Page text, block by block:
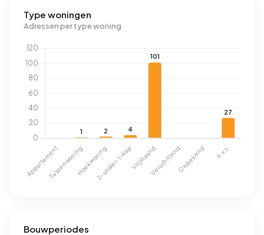
Type woningen
Adressen per type woning
Bouwperiodes